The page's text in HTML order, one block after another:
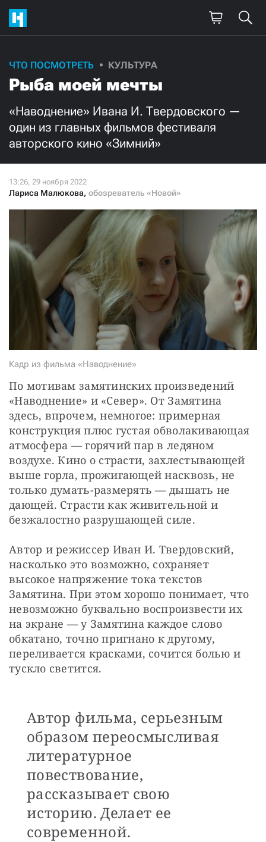
ЧТО ПОСМОТРЕТЬ КУЛЬТУРА
Рыба моей мечты
«Наводнение» Ивана И. Твердовского —
один из главных фильмов фестиваля
авторского кино «Зимний»
Лариса Малюкова, обозреватель «Новой»
Кадр из фильма «Наводнение»
По мотивам замятинских произведений
«Наводнение» и «Север». От Замятина
здесь, впрочем, немногое: примерная
конструкция плюс густая обволакивающая
атмосфера — горячий пар в ледяном
воздухе. Кино о страсти, захлестывающей
выше горла, прожигающей насквозь, не
только думать-размерять — дышать не
дающей. Страсти как живительной и
безжалостно разрушающей силе.
Автор и режиссер Иван И. Твердовский,
насколько это возможно, сохраняет
высокое напряжение тока текстов
Замятина. При этом хорошо понимает, что
невозможно буквально воспроизвести их
на экране — у Замятина каждое слово
обкатано, точно пригнано к другому,
переливается красками, сочится болью и
тускло светится.
Автор фильма, серьезным
образом переосмысливая
литературное
повествование,
рассказывает свою
историю. Делает ее
современной.
Поддержите
нашу работу!
Ежемесячно Разово
3000
Нажимая кнопку «Стать соучастником»,
я принимаю
условия и подтверждаю свое гражданство РФ
СТАТЬ СОУЧАСТНИКОМ
ПОДЕЛИТЬСЯ С ДРУЗЬЯМИ
Если у вас есть вопросы, пишите donate@novayagazeta.ru
или
+7 (929) 612-03-68